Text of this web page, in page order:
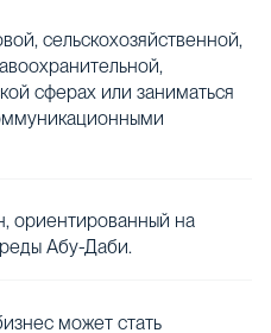
сельскохозяйственной,
сферах или заниматься
ориентированный на
Абу-Даби.
может стать